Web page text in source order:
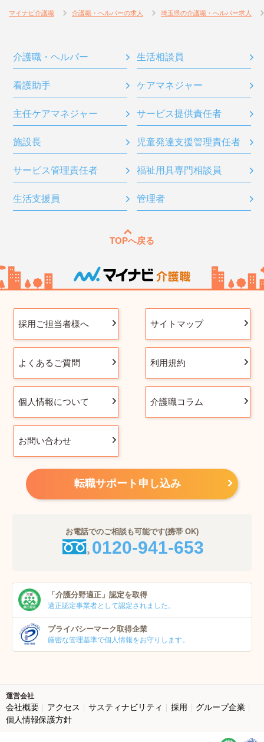
マイナビ介護職 介護職・ヘルパーの求人 埼玉県の介護職・ヘルパー求人
介護職・ヘルパー 生活相談員
看護助手 ケアマネジャー
主任ケアマネジャー サービス提供責任者
施設長 児童発達支援管理責任者
サービス管理責任者 福祉用具専門相談員
生活支援員 管理者
TOPへ戻る
採用ご担当者様へ サイトマップ
よくあるご質問 利用規約
個人情報について 介護職コラム
お問い合わせ
転職サポート申し込み
お電話でのご相談も可能です(携帯 OK)
0120-941-653
「介護分野適正」 認定を取得
適正認定事業者として認定されました。
プライバシーマーク取得企業
厳密な管理基準で個人情報をお守りします。
運営会社
会社概要 アクセス サスティナビリティ 採用
グループ企業
個人情報保護方針